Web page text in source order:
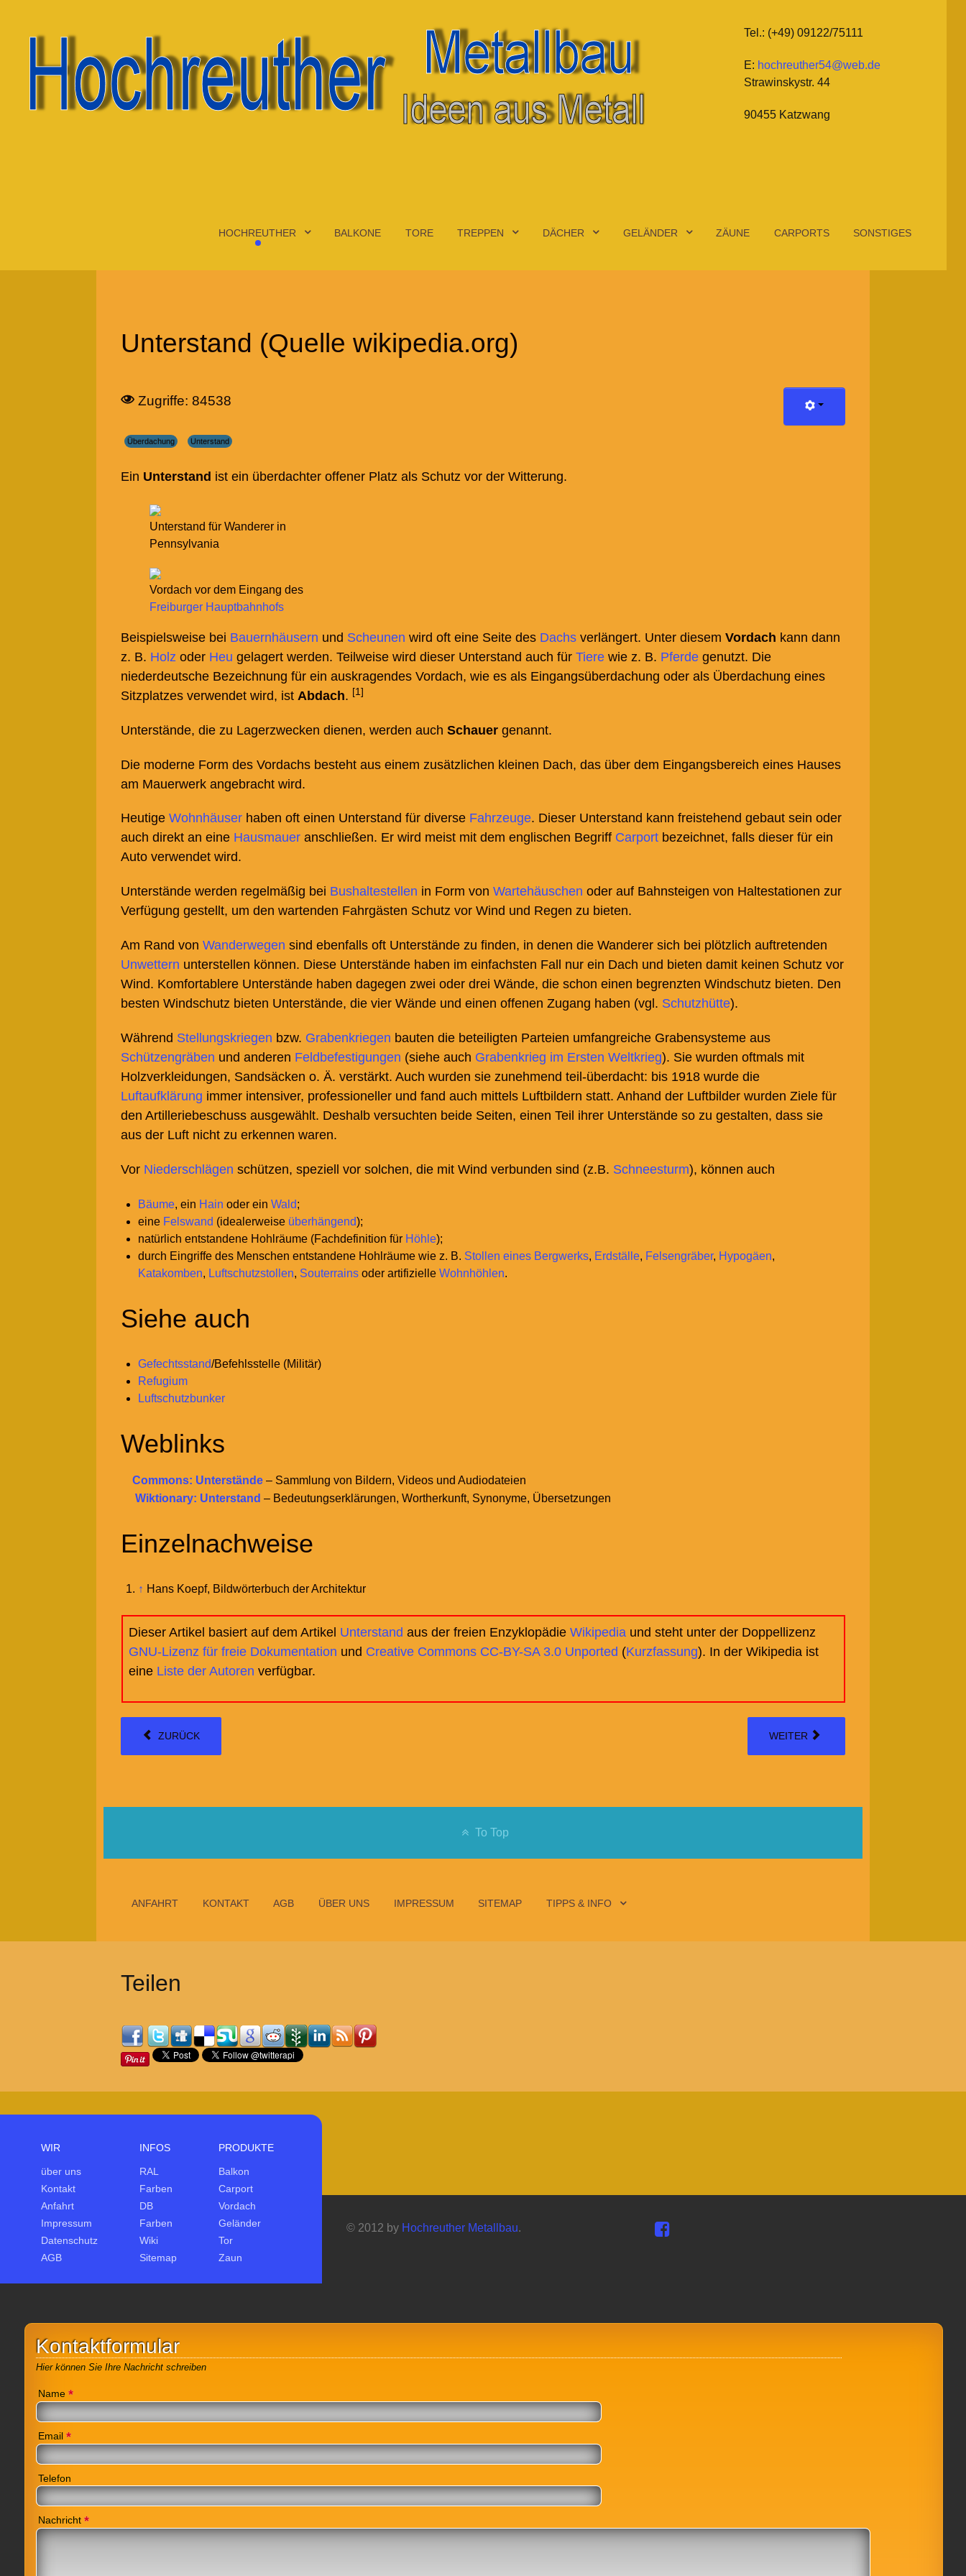
Tel.: (+49) 09122/75111
E: hochreuther54@web.de
Strawinskystr. 44
90455 Katzwang
HOCHREUTHER BALKONE TORE TREPPEN DÄCHER GELÄNDER ZÄUNE CARPORTS SONSTIGES
Unterstand (Quelle wikipedia.org)
Zugriffe: 84538
Überdachung Unterstand
Ein Unterstand ist ein überdachter offener Platz als Schutz vor der Witterung.
Unterstand für Wanderer in
Pennsylvania
Vordach vor dem Eingang des
Freiburger Hauptbahnhofs
Beispielsweise bei Bauernhäusern und Scheunen wird oft eine Seite des Dachs verlängert. Unter diesemVordach kann dann
z. B. Holz oder Heu gelagert werden. Teilweise wird dieser Unterstand auch fürTiere wie z. B. Pferde genutzt. Die
niederdeutsche Bezeichnung für ein auskragendes Vordach, wie es als Eingangsüberdachung oder als Überdachung eines
Sitzplatzes verwendet wird, ist Abdach. [1]
Unterstände, die zu Lagerzwecken dienen, werden auchSchauer genannt.
Die moderne Form des Vordachs besteht aus einem zusätzlichen kleinen Dach, das über dem Eingangsbereich eines Hauses
am Mauerwerk angebracht wird.
HeutigeWohnhäuser haben oft einen Unterstand für diverse Fahrzeuge. Dieser Unterstand kann freistehend gebaut sein oder
auch direkt an eine Hausmauer anschließen. Er wird meist mit dem englischen Begriff Carport bezeichnet, falls dieser für ein
Auto verwendet wird.
Unterstände werden regelmäßig bei Bushaltestellen in Form vonWartehäuschen oder auf Bahnsteigen von Haltestationen zur
Verfügung gestellt, um den wartenden Fahrgästen Schutz vor Wind und Regen zu bieten.
Am Rand vonWanderwegen sind ebenfalls oft Unterstände zu finden, in denen die Wanderer sich bei plötzlich auftretenden
Unwettern unterstellen können. Diese Unterstände haben im einfachsten Fall nur ein Dach und bieten damit keinen Schutz vor
Wind. Komfortablere Unterstände haben dagegen zwei oder drei Wände, die schon einen begrenzten Windschutz bieten. Den
besten Windschutz bieten Unterstände, die vier Wände und einen offenen Zugang haben (vgl. Schutzhütte).
Während Stellungskriegen bzw. Grabenkriegen bauten die beteiligten Parteien umfangreiche Grabensysteme aus
Schützengräben und anderen Feldbefestigungen (siehe auch Grabenkrieg im Ersten Weltkrieg). Sie wurden oftmals mit
Holzverkleidungen, Sandsäcken o. Ä. verstärkt. Auch wurden sie zunehmend teil-überdacht: bis 1918 wurde die
Luftaufklärung immer intensiver, professioneller und fand auch mittels Luftbildern statt. Anhand der Luftbilder wurden Ziele für
den Artilleriebeschuss ausgewählt. Deshalb versuchten beide Seiten, einen Teil ihrer Unterstände so zu gestalten, dass sie
aus der Luft nicht zu erkennen waren.
Vor Niederschlägen schützen, speziell vor solchen, die mit Wind verbunden sind (z.B. Schneesturm), können auch
Bäume, ein Hain oder einWald;
eine Felswand (idealerweise überhängend);
natürlich entstandene Hohlräume (Fachdefinition für Höhle);
durch Eingriffe des Menschen entstandene Hohlräume wie z. B. Stollen eines Bergwerks, Erdställe, Felsengräber, Hypogäen,
Katakomben, Luftschutzstollen, Souterrains oder artifizielleWohnhöhlen.
Siehe auch
Gefechtsstand/Befehlsstelle (Militär)
Refugium
Luftschutzbunker
Weblinks
Commons: Unterstände – Sammlung von Bildern, Videos und Audiodateien
Wiktionary: Unterstand – Bedeutungserklärungen, Wortherkunft, Synonyme, Übersetzungen
Einzelnachweise
↑ Hans Koepf, Bildwörterbuch der Architektur
Dieser Artikel basiert auf dem Artikel Unterstand aus der freien Enzyklopädie Wikipedia und steht unter der Doppellizenz
GNU-Lizenz für freie Dokumentation und Creative Commons CC-BY-SA 3.0 Unported (Kurzfassung). In der Wikipedia ist
eine Liste der Autoren verfügbar.
ZURÜCK WEITER
To Top
ANFAHRT KONTAKT AGB ÜBER UNS IMPRESSUM SITEMAP TIPPS & INFO
Teilen
WIR
über uns
Kontakt
Anfahrt
Impressum
Datenschutz
AGB
INFOS
RAL
Farben
DB
Farben
Wiki
Sitemap
PRODUKTE
Balkon
Carport
Vordach
Geländer
Tor
Zaun
© 2012 by Hochreuther Metallbau.
Kontaktformular
Hier können Sie Ihre Nachricht schreiben
Name *
Email *
Telefon
Nachricht *